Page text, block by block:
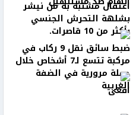
اعتقال مشتبه به من نيشر
بشلهة التحرش الجنسي
بأكثر من 10 قاصرات.
ضبط سائق نقل 9 ركاب في
مركبة تتسع لـ7 أشخاص خلال
حملة مرورية في الضفة
الغربية
افعى